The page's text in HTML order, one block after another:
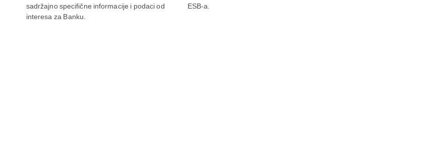
sadržajno specifične informacije i podaci od
interesa za Banku.
ESB-a.